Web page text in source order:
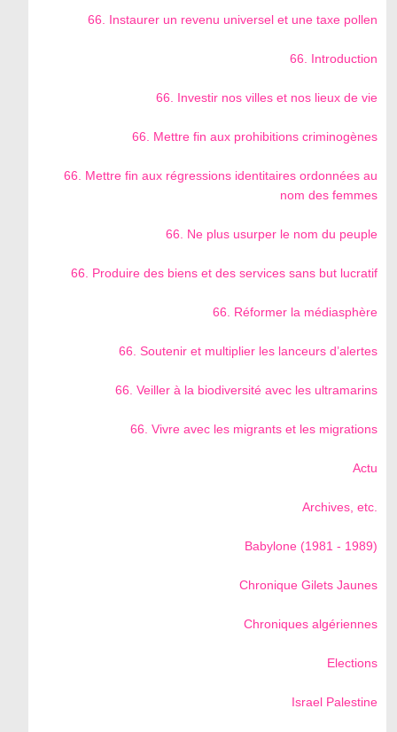
66. Instaurer un revenu universel et une taxe pollen
66. Introduction
66. Investir nos villes et nos lieux de vie
66. Mettre fin aux prohibitions criminogènes
66. Mettre fin aux régressions identitaires ordonnées au
nom des femmes
66. Ne plus usurper le nom du peuple
66. Produire des biens et des services sans but lucratif
66. Réformer la médiasphère
66. Soutenir et multiplier les lanceurs d’alertes
66. Veiller à la biodiversité avec les ultramarins
66. Vivre avec les migrants et les migrations
Actu
Archives, etc.
Babylone (1981 - 1989)
Chronique Gilets Jaunes
Chroniques algériennes
Elections
Israel Palestine